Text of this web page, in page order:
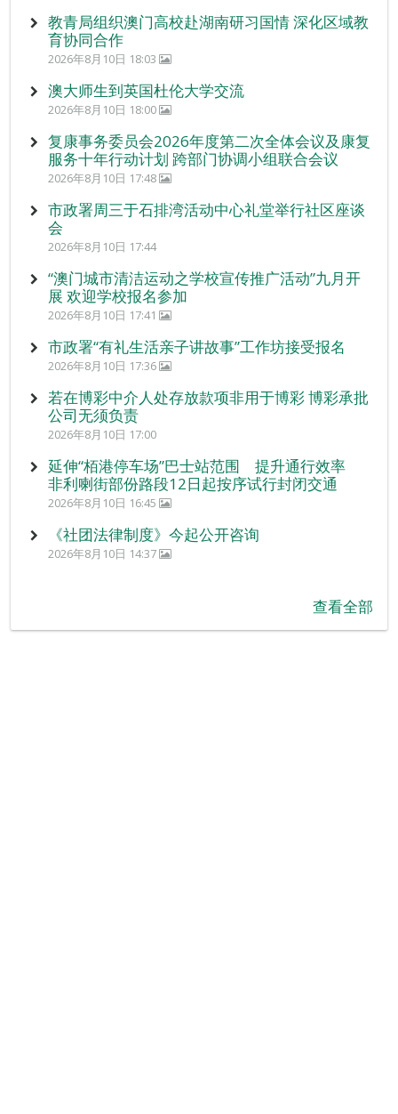
教青局组织澳门高校赴湖南研习国情 深化区域教
育协同合作
2026年8月10日 18:03
澳大师生到英国杜伦大学交流
2026年8月10日 18:00
复康事务委员会2026年度第二次全体会议及康复
服务十年行动计划 跨部门协调小组联合会议
2026年8月10日 17:48
市政署周三于石排湾活动中心礼堂举行社区座谈
会
2026年8月10日 17:44
“澳门城市清洁运动之学校宣传推广活动”九月开
展 欢迎学校报名参加
2026年8月10日 17:41
市政署“有礼生活亲子讲故事”工作坊接受报名
2026年8月10日 17:36
若在博彩中介人处存放款项非用于博彩 博彩承批
公司无须负责
2026年8月10日 17:00
延伸“栢港停车场”巴士站范围 提升通行效率
非利喇街部份路段12日起按序试行封闭交通
2026年8月10日 16:45
《社团法律制度》今起公开咨询
2026年8月10日 14:37
查看全部